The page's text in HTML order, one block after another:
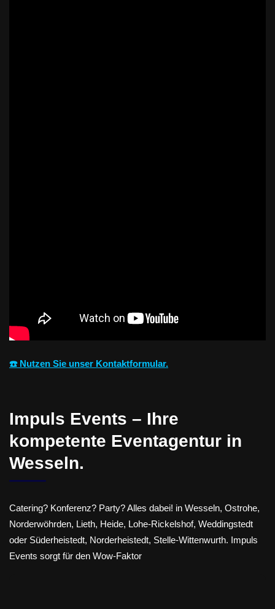
☎️ Nutzen Sie unser Kontaktformular.
Impuls Events – Ihre
kompetente Eventagentur in
Wesseln.
Catering? Konferenz? Party? Alles dabei! in Wesseln, Ostrohe,
Norderwöhrden, Lieth, Heide, Lohe-Rickelshof, Weddingstedt
oder Süderheistedt, Norderheistedt, Stelle-Wittenwurth. Impuls
Events sorgt für den Wow-Faktor